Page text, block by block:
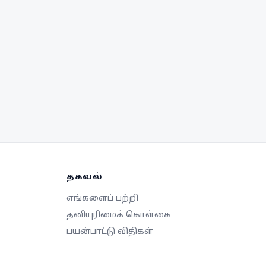
தகவல்
எங்களைப் பற்றி
தனியுரிமைக் கொள்கை
பயன்பாட்டு விதிகள்